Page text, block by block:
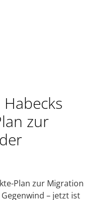
zur
Plan zur Migration
– jetzt ist